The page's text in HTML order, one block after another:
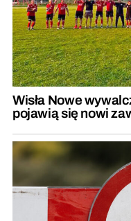
Wisła Nowe
pojawią się nowi